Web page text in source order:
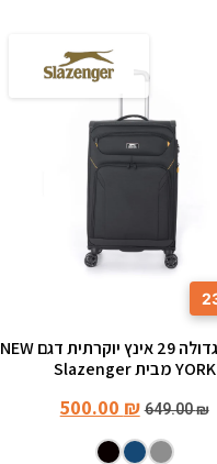
מזוודה גדולה 29 אינץ יוקרתית דגם NEW
YORK מבית Slazenger
649.00₪
500.00 ₪